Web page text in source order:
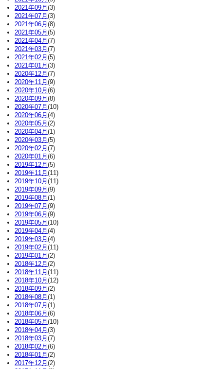
2021年09月(3)
2021年07月(3)
2021年06月(8)
2021年05月(5)
2021年04月(7)
2021年03月(7)
2021年02月(5)
2021年01月(3)
2020年12月(7)
2020年11月(9)
2020年10月(6)
2020年09月(8)
2020年07月(10)
2020年06月(4)
2020年05月(2)
2020年04月(1)
2020年03月(5)
2020年02月(7)
2020年01月(6)
2019年12月(5)
2019年11月(11)
2019年10月(11)
2019年09月(9)
2019年08月(1)
2019年07月(9)
2019年06月(9)
2019年05月(10)
2019年04月(4)
2019年03月(4)
2019年02月(11)
2019年01月(2)
2018年12月(2)
2018年11月(11)
2018年10月(12)
2018年09月(2)
2018年08月(1)
2018年07月(1)
2018年06月(6)
2018年05月(10)
2018年04月(3)
2018年03月(7)
2018年02月(6)
2018年01月(2)
2017年12月(2)